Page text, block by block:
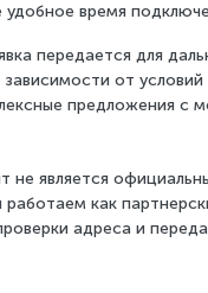
удобное время
передается для
от
предложения с
не является
как
адреса и